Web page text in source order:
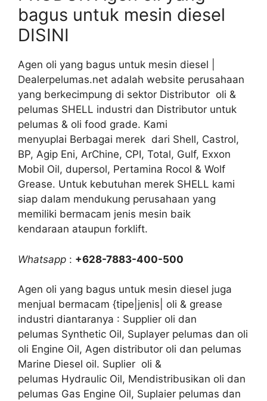
bagus untuk mesin diesel
DISINI
Agen oli yang bagus untuk mesin diesel |
Dealerpelumas.net adalah website perusahaan
yang berkecimpung di sektor Distributor oli &
pelumas SHELL industri dan Distributor untuk
pelumas & oli food grade. Kami
menyuplai Berbagai merek dari Shell, Castrol,
BP, Agip Eni, ArChine, CPI, Total, Gulf, Exxon
Mobil Oil, dupersol, Pertamina Rocol & Wolf
Grease. Untuk kebutuhan merek SHELL kami
siap dalam mendukung perusahaan yang
memiliki bermacam jenis mesin baik
kendaraan ataupun forklift.
Whatsapp : +628-7883-400-500
Agen oli yang bagus untuk mesin diesel juga
menjual bermacam {tipe|jenis| oli & grease
industri diantaranya : Supplier oli dan
pelumas Synthetic Oil, Suplayer pelumas dan oli
oli Engine Oil, Agen distributor oli dan pelumas
Marine Diesel oil. Suplier oli &
pelumas Hydraulic Oil, Mendistribusikan oli dan
pelumas Gas Engine Oil, Suplaier pelumas dan